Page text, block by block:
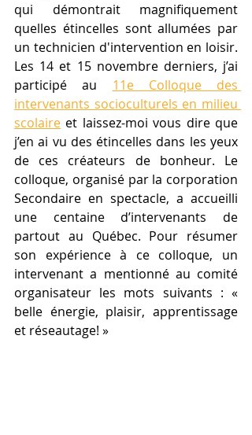
qui démontrait magnifiquement
quelles étincelles sont allumées par
un technicien d'intervention en loisir.
Les 14 et 15 novembre derniers, j’ai
participé au 11e Colloque des
intervenants socioculturels en milieu
scolaire et laissez-moi vous dire que
j’en ai vu des étincelles dans les yeux
de ces créateurs de bonheur. Le
colloque, organisé par la corporation
Secondaire en spectacle, a accueilli
une centaine d’intervenants de
partout au Québec. Pour résumer
son expérience à ce colloque, un
intervenant a mentionné au comité
organisateur les mots suivants : «
belle énergie, plaisir, apprentissage
et réseautage! »